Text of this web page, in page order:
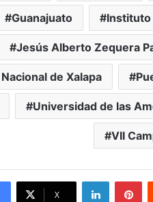
Guanajuato Instituto
Jesús Alberto Zequera
de Xalapa
Universidad de las
VII
X
LinkedIn